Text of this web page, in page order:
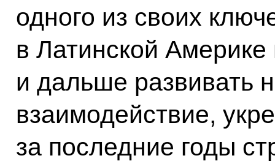
одного из своих
в Латинской
и дальше развивать
взаимодействие,
за последние годы